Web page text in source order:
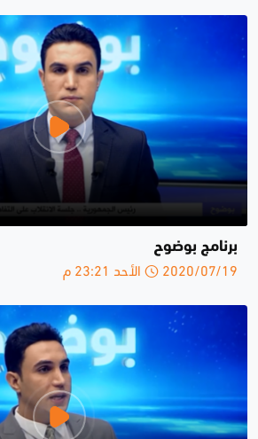
برنامج بوضوح
2020/07/19 الأحد 23:21 م